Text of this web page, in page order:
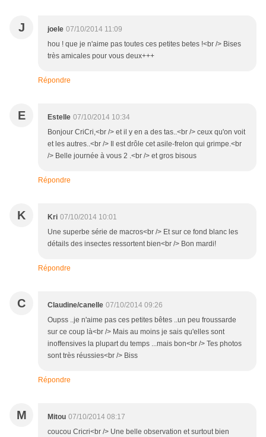
J joele 07/10/2014 11:09
hou ! que je n'aime pas toutes ces petites betes !<br /> Bises
très amicales pour vous deux+++
Répondre
E Estelle 07/10/2014 10:34
Bonjour CriCri,<br /> et il y en a des tas..<br /> ceux qu'on voit
et les autres..<br /> Il est drôle cet asile-frelon qui grimpe.<br
/> Belle journée à vous 2 .<br /> et gros bisous
Répondre
K Kri 07/10/2014 10:01
Une superbe série de macros<br /> Et sur ce fond blanc les
détails des insectes ressortent bien<br /> Bon mardi!
Répondre
C Claudine/canelle 07/10/2014 09:26
Oupss ..je n'aime pas ces petites bêtes ..un peu froussarde
sur ce coup là<br /> Mais au moins je sais qu'elles sont
inoffensives la plupart du temps ...mais bon<br /> Tes photos
sont très réussies<br /> Biss
Répondre
M Mitou 07/10/2014 08:17
coucou Cricri<br /> Une belle observation et surtout bien